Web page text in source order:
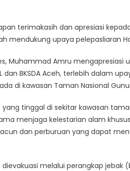
terimakasih dan apresiasi
mendukung upaya pelepasliaran
Muhammad Amru mengapresiasi
dan BKSDA Aceh, terlebih dalam
di kawasan Taman Nasional
tinggal di sekitar kawasan
menjaga kelestarian alam
dan perburuan yang dapat
melalui perangkap jebak